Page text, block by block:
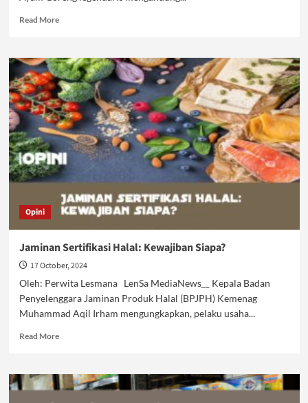
Read MoreRead
Ilusi
Jaminan
Halal
di
Negeri
Mayoritas
Muslim
Opini
Jaminan Sertifikasi Halal: Kewajiban Siapa?
17 October, 2024
Oleh: Perwita Lesmana LenSa MediaNews__ Kepala Badan
Penyelenggara Jaminan Produk Halal (BPJPH) Kemenag
Muhammad Aqil Irham mengungkapkan, pelaku usaha...
Read MoreRead
Jaminan
Sertifikasi